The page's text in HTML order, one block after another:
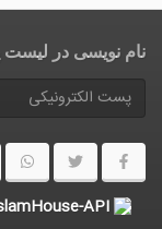
نام نویسی در
API